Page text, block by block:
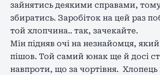
зайнятись деякими справами,
збиратись. Заробіток на цей раз
той хлопчина.. так, зачекайте.
Мін підняв очі на незнайомця, який
пішов. Той самий юнак ще й досі
навпроти, що за чортівня. Хлопець